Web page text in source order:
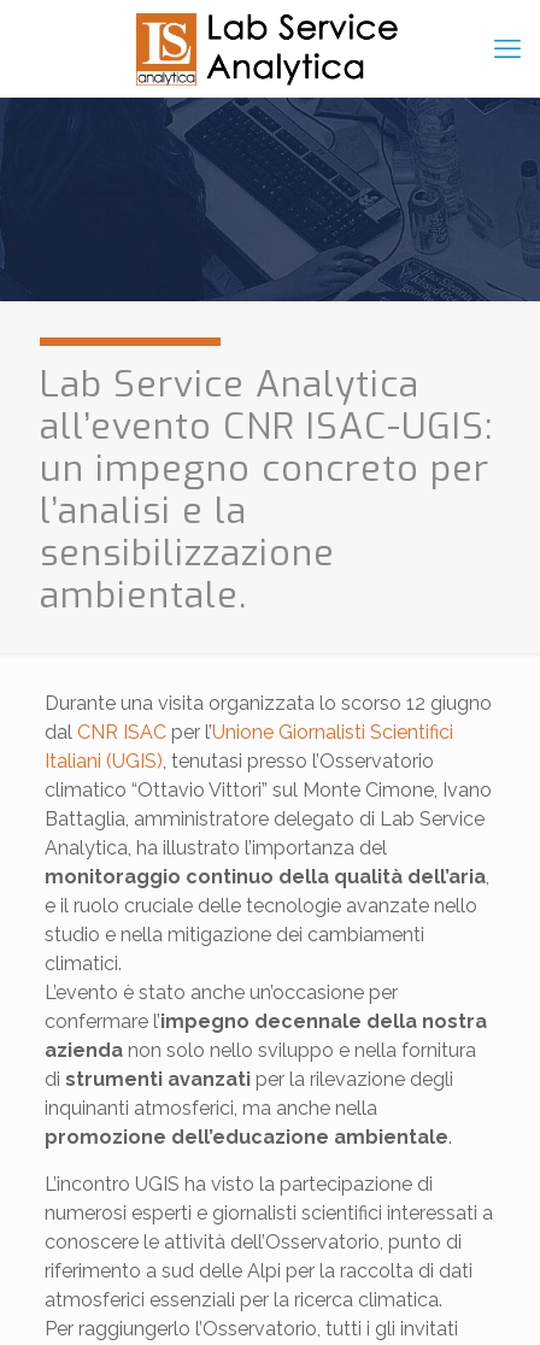
Lab Service Analytica
all’evento CNR ISAC-UGIS:
un impegno concreto per
l’analisi e la
sensibilizzazione
ambientale.
Durante una visita organizzata lo scorso 12 giugno
dal CNR ISACper l’Unione Giornalisti Scientifici
Italiani (UGIS), tenutasi presso l’Osservatorio
climatico “Ottavio Vittori” sul Monte Cimone, Ivano
Battaglia, amministratore delegato di Lab Service
Analytica, ha illustrato l’importanza del
monitoraggio continuo della qualità dell’aria,
e il ruolo cruciale delle tecnologie avanzate nello
studio e nella mitigazione dei cambiamenti
climatici.
L’evento è stato anche un’occasione per
confermare l’impegno decennale della nostra
aziendanon solo nello sviluppo e nella fornitura
di strumenti avanzatiper la rilevazione degli
inquinanti atmosferici, ma anche nella
promozione dell’educazione ambientale.
L’incontro UGIS ha visto la partecipazione di
numerosi esperti e giornalisti scientifici interessati a
conoscere le attività dell’Osservatorio, punto di
riferimento a sud delle Alpi per la raccolta di dati
atmosferici essenziali per la ricerca climatica.
Per raggiungerlo l’Osservatorio, tutti i gli invitati